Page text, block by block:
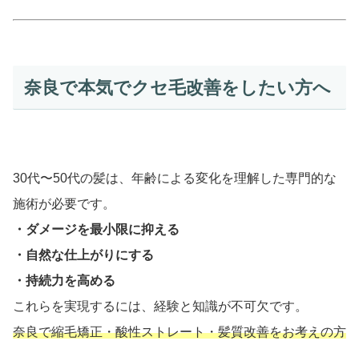
奈良で本気でクセ毛改善をしたい方へ
30代〜50代の髪は、年齢による変化を理解した専門的な
施術が必要です。
・ダメージを最小限に抑える
・自然な仕上がりにする
・持続力を高める
これらを実現するには、経験と知識が不可欠です。
奈良で縮毛矯正・酸性ストレート・髪質改善をお考えの方